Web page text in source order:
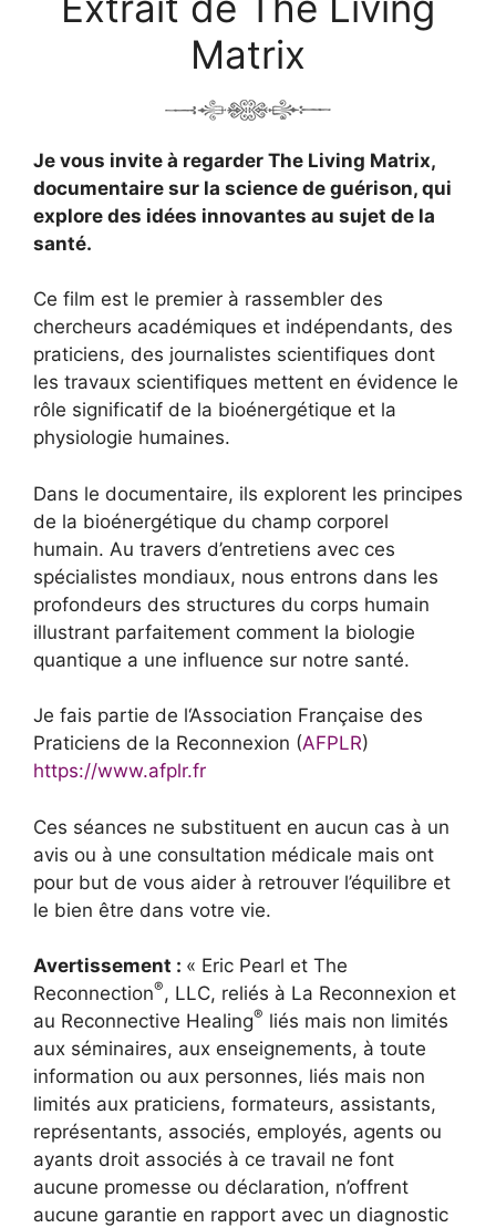
Matrix
Je vous invite à regarder The Living Matrix,
documentaire sur la science de guérison, qui
explore des idées innovantes au sujet de la
santé.
Ce film est le premier à rassembler des
chercheurs académiques et indépendants, des
praticiens, des journalistes scientifiques dont
les travaux scientifiques mettent en évidence le
rôle significatif de la bioénergétique et la
physiologie humaines.
Dans le documentaire, ils explorent les principes
de la bioénergétique du champ corporel
humain. Au travers d’entretiens avec ces
spécialistes mondiaux, nous entrons dans les
profondeurs des structures du corps humain
illustrant parfaitement comment la biologie
quantique a une influence sur notre santé.
Je fais partie de l‘Association Française des
Praticiens de la Reconnexion (AFPLR)
https://www.afplr.fr
Ces séances ne substituent en aucun cas à un
avis ou à une consultation médicale mais ont
pour but de vous aider à retrouver l’équilibre et
le bien être dans votre vie.
Avertissement : « Eric Pearl et The
Reconnection®, LLC, reliés à La Reconnexion et
au Reconnective Healing® liés mais non limités
aux séminaires, aux enseignements, à toute
information ou aux personnes, liés mais non
limités aux praticiens, formateurs, assistants,
représentants, associés, employés, agents ou
ayants droit associés à ce travail ne font
aucune promesse ou déclaration, n’offrent
aucune garantie en rapport avec un diagnostic